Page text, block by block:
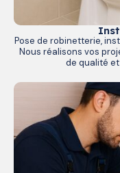
Pose de robinetterie,
Nous réalisons vos
de qualité